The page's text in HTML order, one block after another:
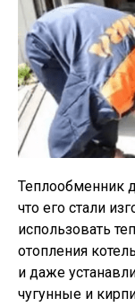
Теплообменник
что его стали
использовать
отопления
и даже
чугунные и